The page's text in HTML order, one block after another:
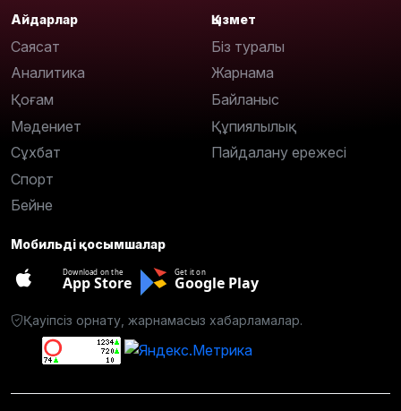
Айдарлар
Саясат
Аналитика
Қоғам
Мәдениет
Сұхбат
Спорт
Бейне
Қызмет
Біз туралы
Жарнама
Байланыс
Құпиялылық
Пайдалану ережесі
Мобильді қосымшалар
Download on the
App Store
Get it on
Google Play
Қауіпсіз орнату, жарнамасыз хабарламалар.